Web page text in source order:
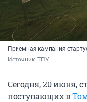
Приемная кампания
Источник: ТПУ
Сегодня, 20 июня,
поступающих в